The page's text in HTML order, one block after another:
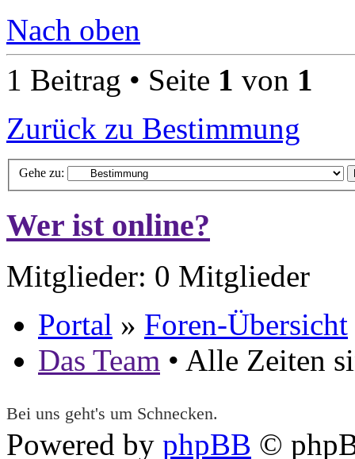
Nach oben
1 Beitrag • Seite 1 von 1
Zurück zu Bestimmung
Gehe zu:
Wer ist online?
Mitglieder: 0 Mitglieder
Portal » Foren-Übersicht
Das Team • Alle Zeiten
Bei uns geht's um Schnecken.
Powered by phpBB ©